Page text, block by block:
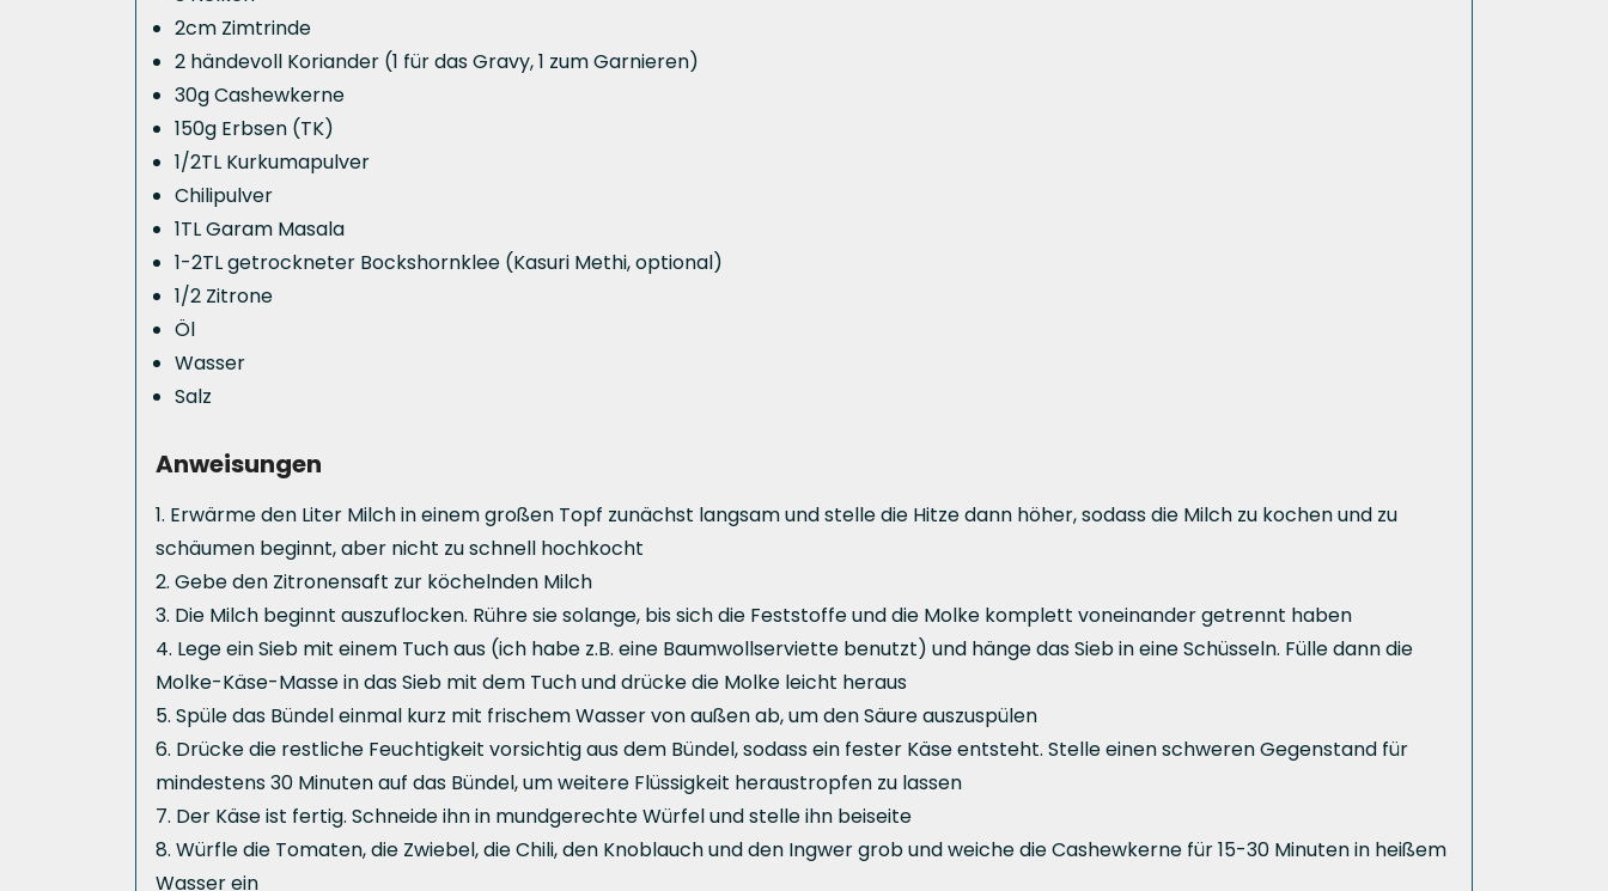
2cm Zimtrinde
2 händevoll Koriander (1 für das Gravy, 1 zum Garnieren)
30g Cashewkerne
150g Erbsen (TK)
1/2TL Kurkumapulver
Chilipulver
1TL Garam Masala
1-2TL getrockneter Bockshornklee (Kasuri Methi, optional)
1/2 Zitrone
Öl
Wasser
Salz
Anweisungen
Erwärme den Liter Milch in einem großen Topf zunächst langsam und stelle die Hitze dann höher, sodass die Milch zu kochen und zu
schäumen beginnt, aber nicht zu schnell hochkocht
Gebe den Zitronensaft zur köchelnden Milch
Die Milch beginnt auszuflocken. Rühre sie solange, bis sich die Feststoffe und die Molke komplett voneinander getrennt haben
Lege ein Sieb mit einem Tuch aus (ich habe z.B. eine Baumwollserviette benutzt) und hänge das Sieb in eine Schüsseln. Fülle dann die
Molke-Käse-Masse in das Sieb mit dem Tuch und drücke die Molke leicht heraus
Spüle das Bündel einmal kurz mit frischem Wasser von außen ab, um den Säure auszuspülen
Drücke die restliche Feuchtigkeit vorsichtig aus dem Bündel, sodass ein fester Käse entsteht. Stelle einen schweren Gegenstand für
mindestens 30 Minuten auf das Bündel, um weitere Flüssigkeit heraustropfen zu lassen
Der Käse ist fertig. Schneide ihn in mundgerechte Würfel und stelle ihn beiseite
Würfle die Tomaten, die Zwiebel, die Chili, den Knoblauch und den Ingwer grob und weiche die Cashewkerne für 15-30 Minuten in heißem
Wasser ein